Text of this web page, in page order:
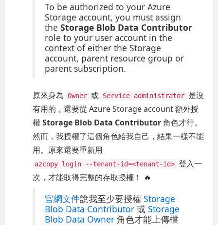
To be authorized to your Azure
Storage account, you must assign
theStorage Blob Data Contributor
role to your user account in the
context of either the Storage
account, parent resource group or
parent subscription.
原來身為 Owner 或 Service administrator 是沒
有用的，還要從 Azure Storage account 額外授
權Storage Blob Data Contributor角色才行。
然而，我授權了這個角色給我自己，結果一樣不能
用。原來還要重新用
azcopy login --tenant-id=<tenant-id> 登入一
次，才能取得完整的存取授權！ 🔥
官網文件說我至少要授權Storage
Blob Data Contributor 或Storage
Blob Data Owner 角色才能上傳檔